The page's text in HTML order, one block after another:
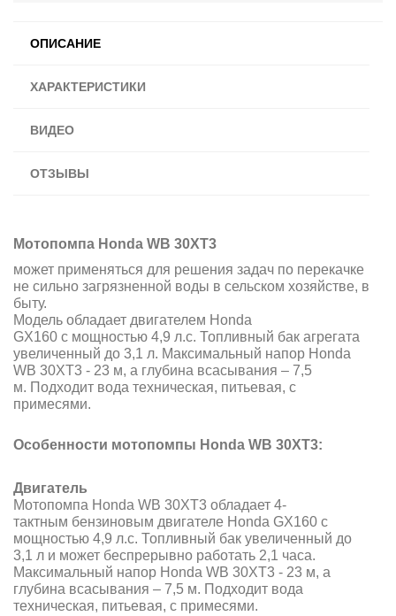
ОПИСАНИЕ
ХАРАКТЕРИСТИКИ
ВИДЕО
ОТЗЫВЫ
Мотопомпа Honda WB 30XT3
может применяться для решения задач по перекачке
не сильно загрязненной воды в сельском хозяйстве, в
быту.
Модель обладает двигателем Honda
GX160 с мощностью 4,9 л.с. Топливный бак агрегата
увеличенный до 3,1 л. Максимальный напор Honda
WB 30XT3 - 23 м, а глубина всасывания – 7,5
м. Подходит вода техническая, питьевая, с
примесями.
Особенности мотопомпы Honda WB 30XT3:
Двигатель
Мотопомпа Honda WB 30XT3 обладает 4-
тактным бензиновым двигателе Honda GX160 с
мощностью 4,9 л.с. Топливный бак увеличенный до
3,1 л и может беспрерывно работать 2,1 часа.
Максимальный напор Honda WB 30XT3 - 23 м, а
глубина всасывания – 7,5 м. Подходит вода
техническая, питьевая, с примесями.